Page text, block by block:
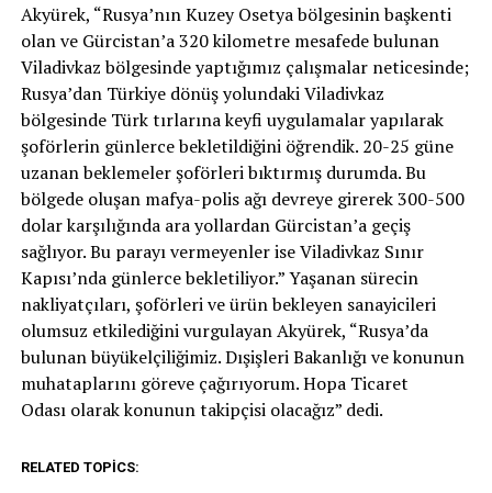
Akyürek, “Rusya’nın Kuzey Osetya bölgesinin başkenti
olan ve Gürcistan’a 320 kilometre mesafede bulunan
Viladivkaz bölgesinde yaptığımız çalışmalar neticesinde;
Rusya’dan Türkiye dönüş yolundaki Viladivkaz
bölgesinde Türk tırlarına keyfi uygulamalar yapılarak
şoförlerin günlerce bekletildiğini öğrendik. 20-25 güne
uzanan beklemeler şoförleri bıktırmış durumda. Bu
bölgede oluşan mafya-polis ağı devreye girerek 300-500
dolar karşılığında ara yollardan Gürcistan’a geçiş
sağlıyor. Bu parayı vermeyenler ise Viladivkaz Sınır
Kapısı’nda günlerce bekletiliyor.” Yaşanan sürecin
nakliyatçıları, şoförleri ve ürün bekleyen sanayicileri
olumsuz etkilediğini vurgulayan Akyürek, “Rusya’da
bulunan büyükelçiliğimiz. Dışişleri Bakanlığı ve konunun
muhataplarını göreve çağırıyorum. Hopa Ticaret
Odası olarak konunun takipçisi olacağız” dedi.
RELATED TOPICS: